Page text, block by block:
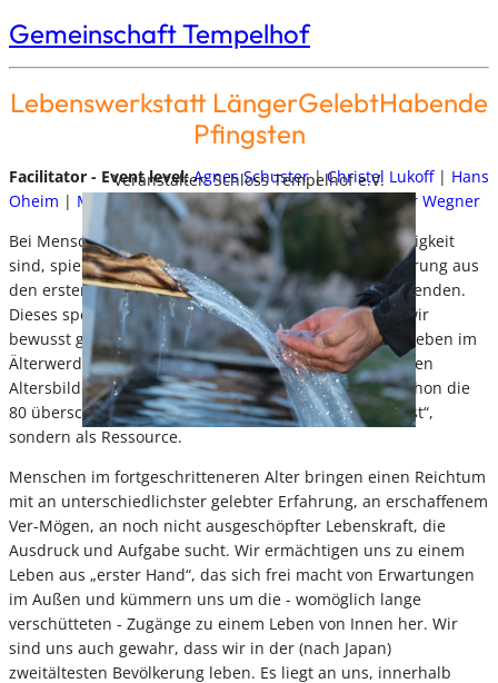
Gemeinschaft Tempelhof
Lebenswerkstatt LängerGelebtHabende
Pfingsten
Veranstalter: Schloss Tempelhof e.V.
Facilitator - Event level:Agnes Schuster|Christel Lukoff| Hans
Oheim | MarieLuise Stiefel MarieLuise Stiefel|
Peter Wegner
Bei Menschen, die im Kontakt mit der eigenen Lebendigkeit
sind, spielt das Alter keine Rolle. Dies ist unsere Erfahrung aus
den ersten Werkstätten von und mit LängerGelebtHabenden.
Dieses sperrige Wort „LängerGelebtHabende“ haben wir
bewusst gewählt, denn wie wir uns selbst und unser Leben im
Älterwerden wahrnehmen, passt nicht in die klassischen
Altersbilder – egal, ob jemand erst Mitte 50 ist oder schon die
80 überschritten hat. Wir sehen uns nicht als „Altenlast“,
sondern als Ressource.
Menschen im fortgeschritteneren Alter bringen einen Reichtum
mit an unterschiedlichster gelebter Erfahrung, an erschaffenem
Ver-Mögen, an noch nicht ausgeschöpfter Lebenskraft, die
Ausdruck und Aufgabe sucht. Wir ermächtigen uns zu einem
Leben aus „erster Hand“, das sich frei macht von Erwartungen
im Außen und kümmern uns um die - womöglich lange
verschütteten - Zugänge zu einem Leben von Innen her. Wir
sind uns auch gewahr, dass wir in der (nach Japan)
zweitältesten Bevölkerung leben. Es liegt an uns, innerhalb